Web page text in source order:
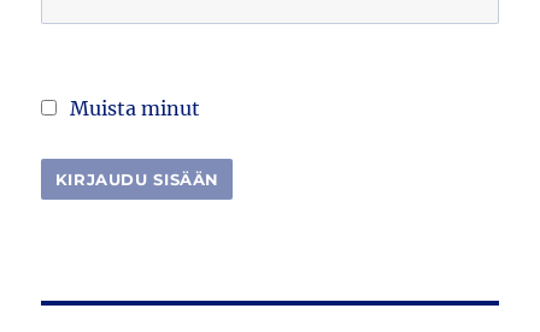
Muista minut